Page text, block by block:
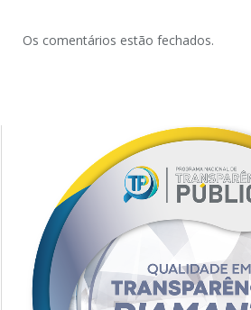
Os comentários estão fechados.